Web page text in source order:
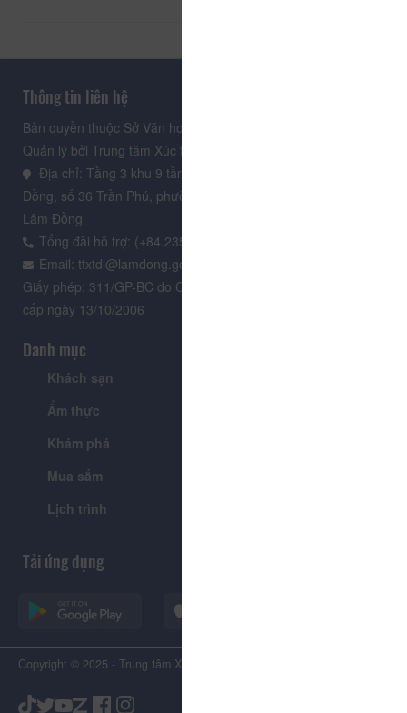
Thông tin liên hệ
Bản quyền thuộc Sở Văn hoá, Thể thao và Du lịch Lâm Đồng.
Quản lý bởi Trung tâm Xúc tiến Du lịch Lâm Đồng
Địa chỉ: Tầng 3 khu 9 tầng, Trung tâm Hành chính tỉnh Lâm
Đồng, số 36 Trần Phú, phường Xuân Hương - Đà Lạt, tỉnh
Lâm Đồng
Tổng đài hỗ trợ: (+84.235) 3.916.961
Email: ttxtdl@lamdong.gov.vn
Giấy phép: 311/GP-BC do Cục Báo chí - Bộ Văn hóa Thông tin
cấp ngày 13/10/2006
Danh mục
Khách sạn
Ẩm thực
Khám phá
Mua sắm
Lịch trình
Tải ứng dụng
Copyright © 2025 - Trung tâm Xúc tiến Du lịch Tỉnh Lâm Đồng